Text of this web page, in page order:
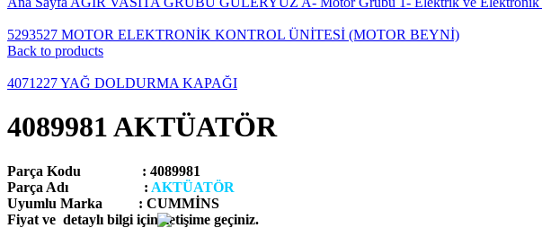
5293527 MOTOR ELEKTRONİK KONTROL ÜNİTESİ (MOTOR BEYNİ)
Back to products
4071227 YAĞ DOLDURMA KAPAĞI
4089981 AKTÜATÖR
Parça Kodu : 4089981
Parça Adı : AKTÜATÖR
Uyumlu Marka : CUMMİNS
Fiyat ve detaylı bilgi için iletişime geçiniz.